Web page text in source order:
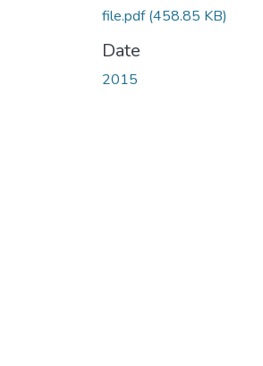
file.pdf(458.85 KB)
Date
2015